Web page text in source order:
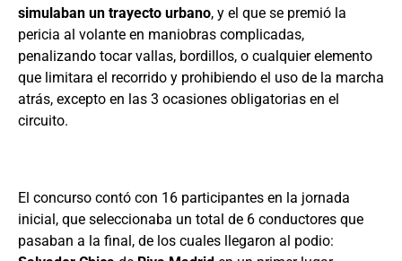
simulaban un trayecto urbano, y el que se premió la
pericia al volante en maniobras complicadas,
penalizando tocar vallas, bordillos, o cualquier elemento
que limitara el recorrido y prohibiendo el uso de la marcha
atrás, excepto en las 3 ocasiones obligatorias en el
circuito.
El concurso contó con 16 participantes en la jornada
inicial, que seleccionaba un total de 6 conductores que
pasaban a la final, de los cuales llegaron al podio: